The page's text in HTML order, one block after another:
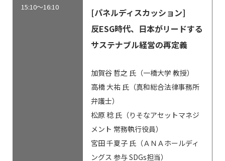
15:10～16:10
[パネルディスカッション]
反ESG時代、日本がリードする
サステナブル経営の再定義
加賀谷 哲之 氏（一橋大学 教授）
高橋 大祐 氏（真和総合法律事務所
弁護士）
松原 稔 氏（りそなアセットマネジ
メント 常務執行役員）
宮田 千夏子 氏（ＡＮＡホールディ
ングス 参与 SDGs担当）